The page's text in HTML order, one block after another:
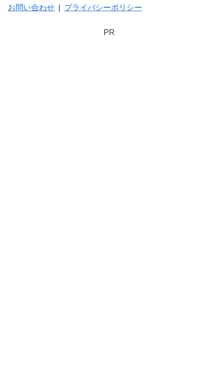
お問い合わせ プライバシーポリシー
PR